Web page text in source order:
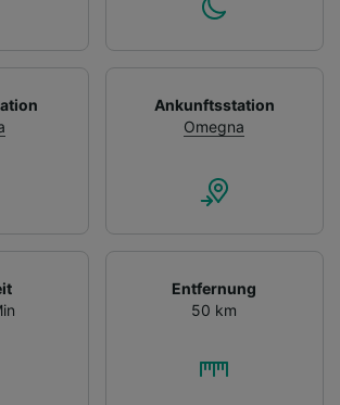
Ankunftsstation
Omegna
Entfernung
50 km